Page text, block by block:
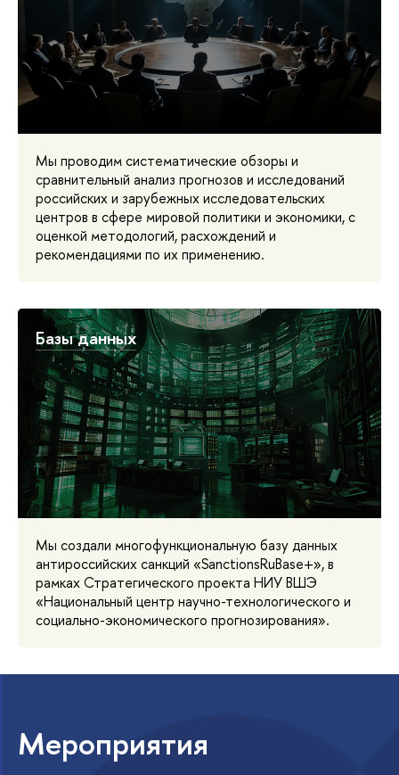
Мы проводим систематические обзоры и
сравнительный анализ прогнозов и исследований
российских и зарубежных исследовательских
центров в сфере мировой политики и экономики, с
оценкой методологий, расхождений и
рекомендациями по их применению.
Базы данных
Мы создали многофункциональную базу данных
антироссийских санкций «SanctionsRuBase+», в
рамках Стратегического проекта НИУ ВШЭ
«Национальный центр научно-технологического и
социально-экономического прогнозирования».
Мероприятия